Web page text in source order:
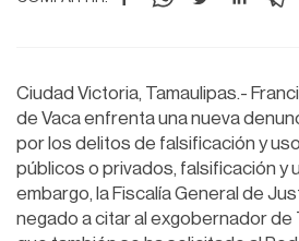
Ciudad Victoria, Tamaulipas.-
de Vaca enfrenta una nueva
por los delitos de falsificación y
públicos o privados, falsificación y
embargo, la Fiscalía General de
negado a citar al exgobernador de